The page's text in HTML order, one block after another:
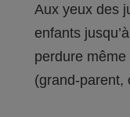
Aux yeux des
enfants
perdure
(grand-parent,